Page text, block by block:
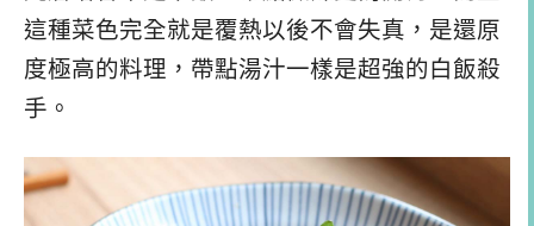
這種菜色完全就是覆熱以後不會失真，是還原
度極高的料理，帶點湯汁一樣是超強的白飯殺
手。